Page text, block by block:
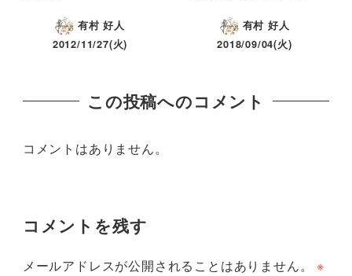
有村 好人
2012/11/27(火)
有村 好人
2018/09/04(火)
この投稿へのコメント
コメントはありません。
コメントを残す
メールアドレスが公開されることはありません。
※